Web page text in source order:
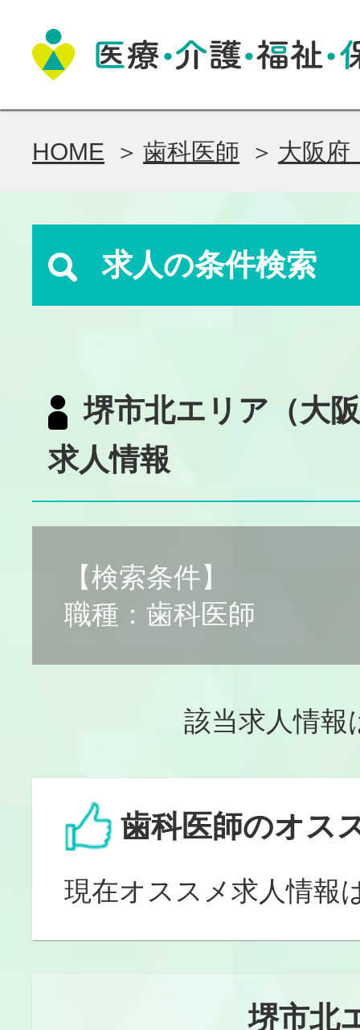
HOME 歯科医師 大阪府
求人の条件検索
堺市北エリア（大
求人情報
【検索条件】
職種：歯科医師
該当求人情
歯科医師のオス
現在オススメ求人情報
堺市北